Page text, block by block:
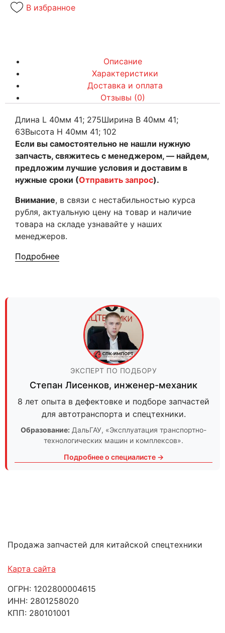
В избранное
Описание
Характеристики
Доставка и оплата
Отзывы (0)
Длина L 40мм 41; 275Ширина B 40мм 41;
63Высота H 40мм 41; 102
Если вы самостоятельно не нашли нужную
запчасть, свяжитесь с менеджером, — найдем,
предложим лучшие условия и доставим в
нужные сроки (Отправить запрос).
Внимание, в связи с нестабильностью курса
рубля, актуальную цену на товар и наличие
товара на складе узнавайте у наших
менеджеров.
Подробнее
ЭКСПЕРТ ПО ПОДБОРУ
Степан Лисенков, инженер-механик
8 лет опыта в дефектовке и подборе запчастей
для автотранспорта и спецтехники.
Образование: ДальГАУ, «Эксплуатация транспортно-
технологических машин и комплексов».
Подробнее о специалисте →
Продажа запчастей для китайской спецтехники
Карта сайта
ОГРН: 1202800004615
ИНН: 2801258020
КПП: 280101001